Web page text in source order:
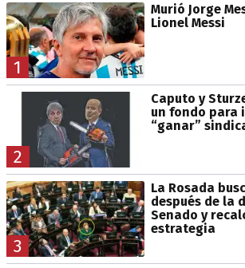
1
Murió Jorge
Lionel Messi
2
Caputo y
un fondo para
“ganar”
3
La Rosada
después de la
Senado y
estrategia